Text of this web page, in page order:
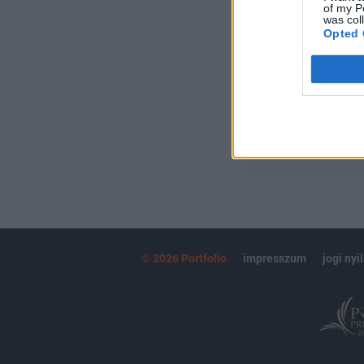
of my
was
Opted
© 2026 Portfolio impresszum jogi